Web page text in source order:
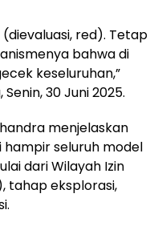
red). Tetap
bahwa di
keseluruhan,”
30 Juni 2025.
menjelaskan
seluruh model
dari Wilayah Izin
tahap eksplorasi,